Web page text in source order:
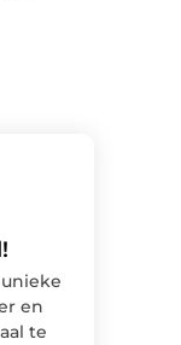
en
te